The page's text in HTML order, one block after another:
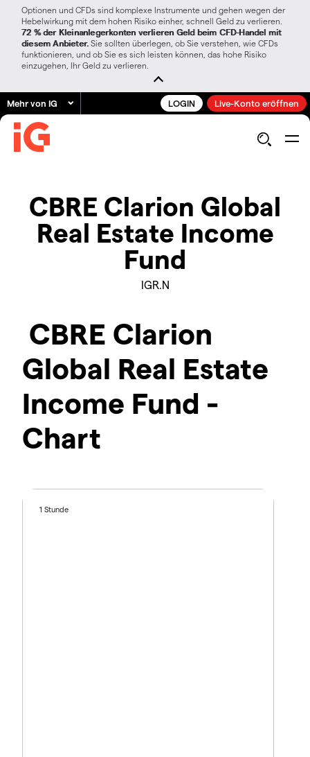
Optionen und CFDs sind komplexe Instrumente und gehen wegen der
Hebelwirkung mit dem hohen Risiko einher, schnell Geld zu verlieren.
72 % der Kleinanlegerkonten verlieren Geld beim CFD-Handel mit
diesem Anbieter. Sie sollten überlegen, ob Sie verstehen, wie CFDs
funktionieren, und ob Sie es sich leisten können, das hohe Risiko
einzugehen, Ihr Geld zu verlieren.
Mehr von IG LOGIN Live-Konto eröffnen
CBRE Clarion Global
Real Estate Income
Fund
IGR.N
CBRE Clarion
Global Real Estate
Income Fund -
Chart
1 Stunde